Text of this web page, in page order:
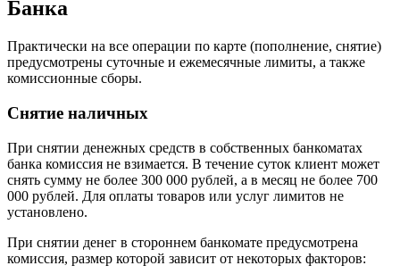
Банка
Практически на все операции по карте (пополнение, снятие)
предусмотрены суточные и ежемесячные лимиты, а также
комиссионные сборы.
Снятие наличных
При снятии денежных средств в собственных банкоматах
банка комиссия не взимается. В течение суток клиент может
снять сумму не более 300 000 рублей, а в месяц не более 700
000 рублей. Для оплаты товаров или услуг лимитов не
установлено.
При снятии денег в стороннем банкомате предусмотрена
комиссия, размер которой зависит от некоторых факторов: